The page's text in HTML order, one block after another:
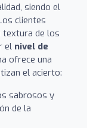
siendo el
clientes
de los
el nivel de
ofrece una
el acierto:
sabrosos y
de la